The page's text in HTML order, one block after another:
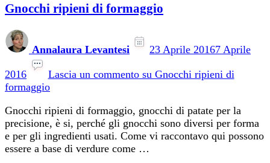
Gnocchi ripieni di formaggio
Annalaura Levantesi 23 Aprile 20167 Aprile
2016 Lascia un commentosu Gnocchi ripieni di
formaggio
Gnocchi ripieni di formaggio, gnocchi di patate per la
precisione, è si, perché gli gnocchi sono diversi per forma
e per gli ingredienti usati. Come vi raccontavo qui possono
essere a base di verdure come …